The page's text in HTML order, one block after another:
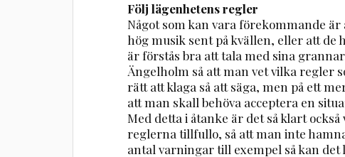
Följ lägenhetens regler
Något som kan vara förekommande
hög musik sent på kvällen, eller att de
är förstås bra att tala med sina
Ängelholm så att man vet vilka regler
rätt att klaga så att säga, men på ett
att man skall behöva acceptera en
Med detta i åtanke är det så klart
reglerna tillfullo, så att man inte
antal varningar till exempel så kan